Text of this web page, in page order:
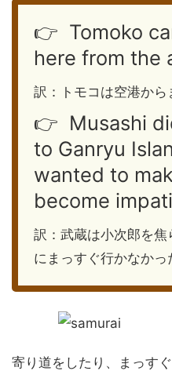
👉 Tomoko
here from the
訳：トモコは空港から
👉 Musashi
to Ganryu
wanted to
become
訳：武蔵は小次郎を
にまっすぐ行かなかっ
寄り道をしたり、まっす